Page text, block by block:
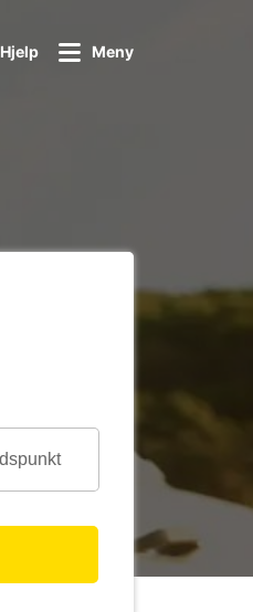
Hjelp Meny